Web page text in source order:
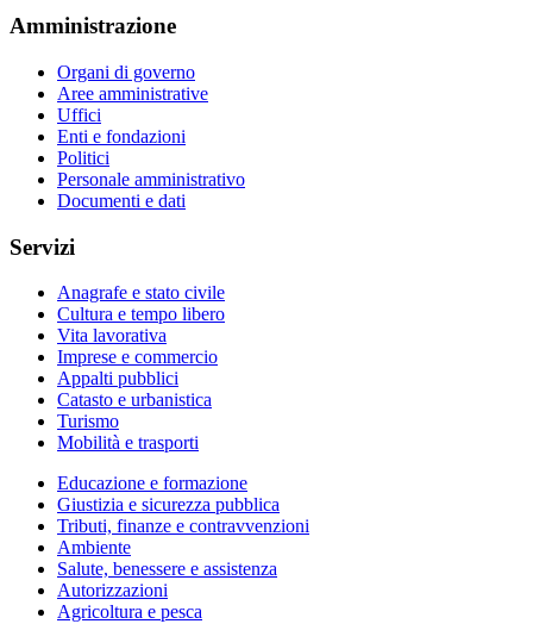
Amministrazione
Organi di governo
Aree amministrative
Uffici
Enti e fondazioni
Politici
Personale amministrativo
Documenti e dati
Servizi
Anagrafe e stato civile
Cultura e tempo libero
Vita lavorativa
Imprese e commercio
Appalti pubblici
Catasto e urbanistica
Turismo
Mobilità e trasporti
Educazione e formazione
Giustizia e sicurezza pubblica
Tributi, finanze e contravvenzioni
Ambiente
Salute, benessere e assistenza
Autorizzazioni
Agricoltura e pesca